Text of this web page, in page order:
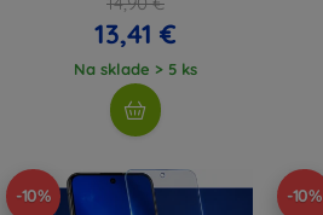
13,41 €
Na sklade > 5 ks
-10% -10%